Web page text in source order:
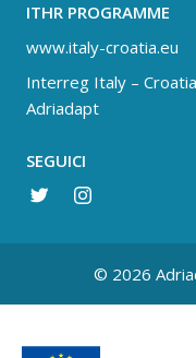
ITHR PROGRAMME
www.italy-croatia.eu
Interreg Italy – Croatia
Adriadapt
SEGUICI
© 2026